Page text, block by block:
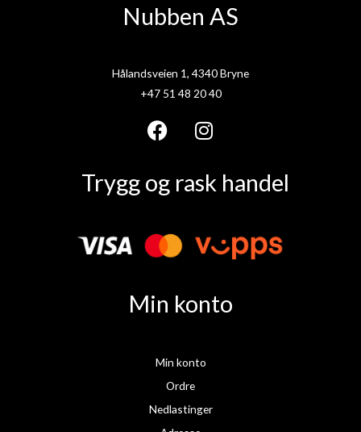
Nubben AS
Hålandsveien 1, 4340 Bryne
+47 51 48 20 40
F
c
b
o
I
s
g
m
Trygg og rask handel
Min konto
Min konto
Ordre
Nedlastinger